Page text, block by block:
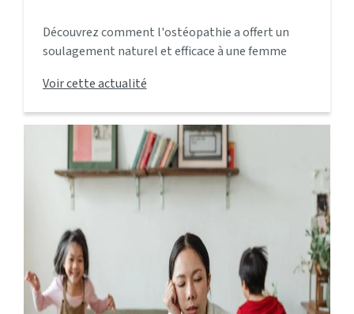
Découvrez comment l'ostéopathie a offert un
soulagement naturel et efficace à une femme
pelviennes à La Valette-du-Var. Présentation du
cas clinique ...
Voir cette actualité